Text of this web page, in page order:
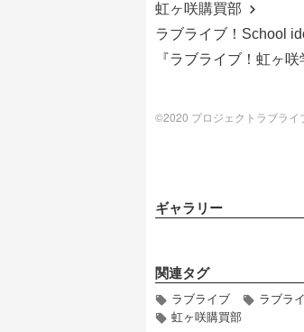
虹ヶ咲購買部
ラブライブ！School
『ラブライブ！虹ヶ
©2020 プロジェクトラブライ
ギャラリー
関連タグ
ラブライブ ラブラ
虹ヶ咲購買部